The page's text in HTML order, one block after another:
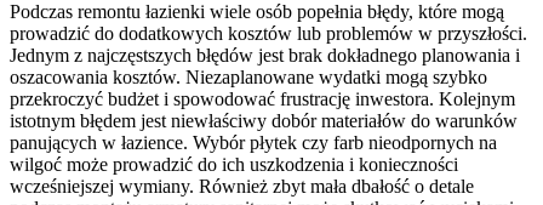
Podczas remontu łazienki wiele osób popełnia błędy, które mogą
prowadzić do dodatkowych kosztów lub problemów w przyszłości.
Jednym z najczęstszych błędów jest brak dokładnego planowania i
oszacowania kosztów. Niezaplanowane wydatki mogą szybko
przekroczyć budżet i spowodować frustrację inwestora. Kolejnym
istotnym błędem jest niewłaściwy dobór materiałów do warunków
panujących w łazience. Wybór płytek czy farb nieodpornych na
wilgoć może prowadzić do ich uszkodzenia i konieczności
wcześniejszej wymiany. Również zbyt mała dbałość o detale